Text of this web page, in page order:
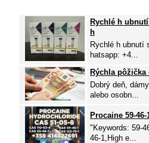
Rychlé h
h
Rychlé h ubnutí
hatsapp: +4...
Rýchla pôžička
Dobrý deň,
alebo osobn...
Procaine 59-
"Keywords: 59-
46-1,High e...